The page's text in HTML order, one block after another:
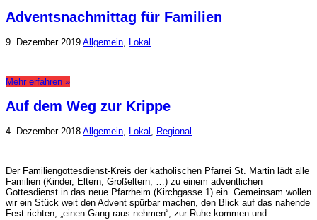
Adventsnachmittag für Familien
9. Dezember 2019 Allgemein, Lokal
Mehr erfahren »
Auf dem Weg zur Krippe
4. Dezember 2018 Allgemein, Lokal , Regional
Der Familiengottesdienst-Kreis der katholischen Pfarrei St. Martin lädt alle
Familien (Kinder, Eltern, Großeltern, …) zu einem adventlichen
Gottesdienst in das neue Pfarrheim (Kirchgasse 1) ein. Gemeinsam wollen
wir ein Stück weit den Advent spürbar machen, den Blick auf das nahende
Fest richten, „einen Gang raus nehmen“, zur Ruhe kommen und …